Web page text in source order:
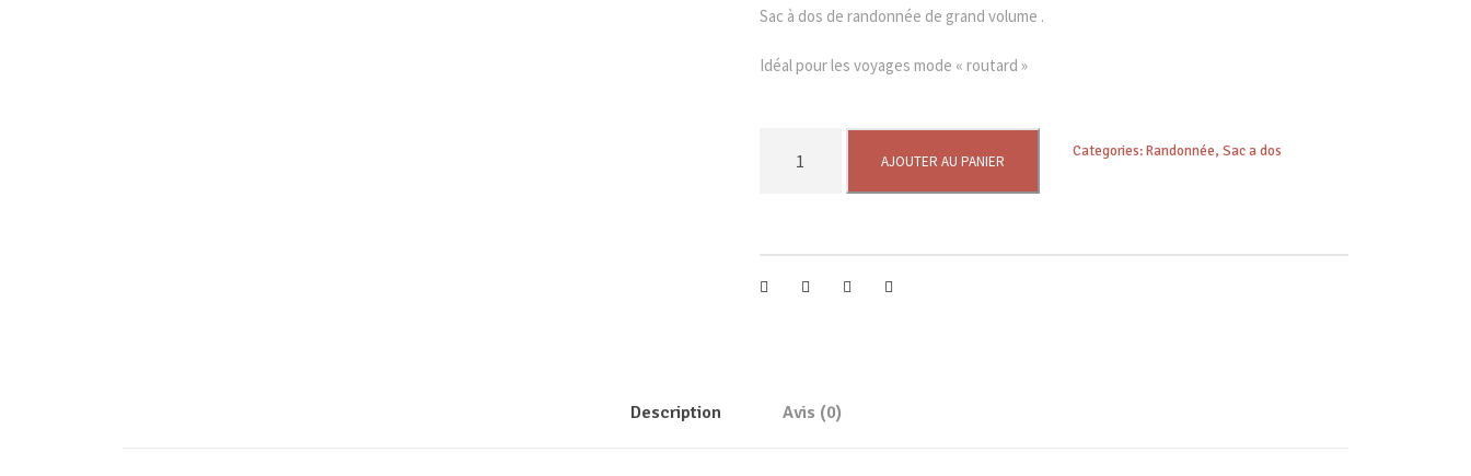
Sac à dos de randonnée de grand volume .
Idéal pour les voyages mode « routard »
t
i
AJOUTER AU PANIER
Categories:Randonnée,Sac a dos
Description Avis (0)